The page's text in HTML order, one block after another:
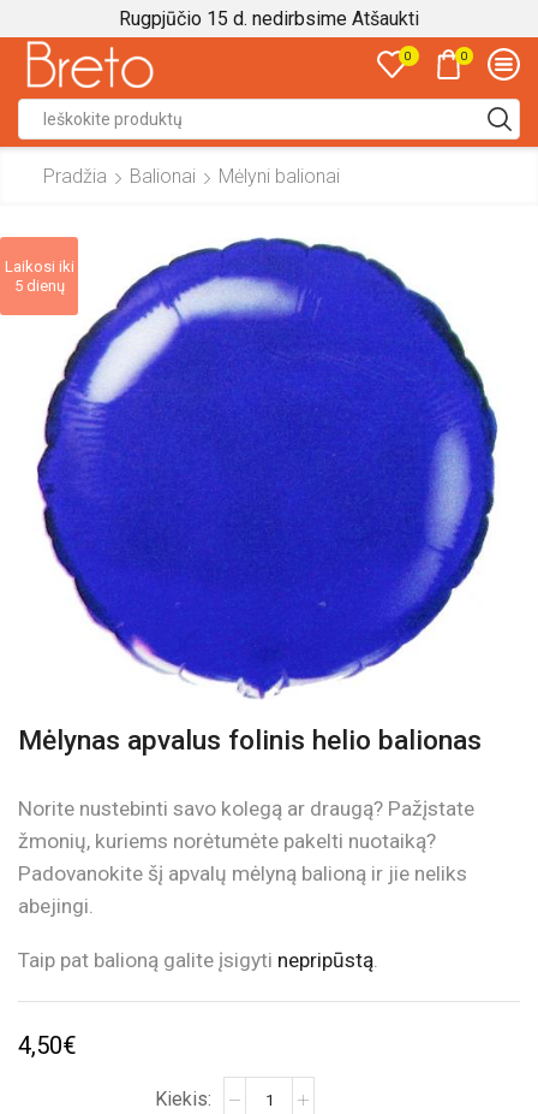
Rugpjūčio 15 d. nedirbsime Atšaukti
0 0
input
Pradžia Balionai Mėlyni balionai
Laikosi iki
5 dienų
Mėlynas apvalus folinis helio balionas
Norite nustebinti savo kolegą ar draugą? Pažįstate
žmonių, kuriems norėtumėte pakelti nuotaiką?
Padovanokite šį apvalų mėlyną balioną ir jie neliks
abejingi.
Taip pat balioną galite įsigyti nepripūstą.
4,50€